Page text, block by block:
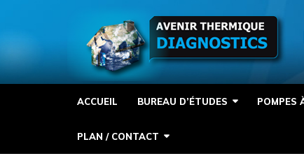
ACCUEIL BUREAU D’ÉTUDES POMPES
PLAN / CONTACT